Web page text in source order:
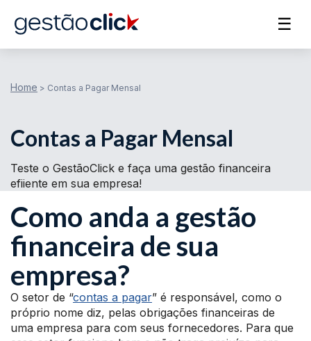
☰
Home > Contas a Pagar Mensal
Contas a Pagar Mensal
Teste o GestãoClick e faça uma gestão financeira
efiiente em sua empresa!
Como anda a gestão
financeira de sua
empresa?
O setor de “contas a pagar” é responsável, como o
próprio nome diz, pelas obrigações financeiras de
uma empresa para com seus fornecedores. Para que